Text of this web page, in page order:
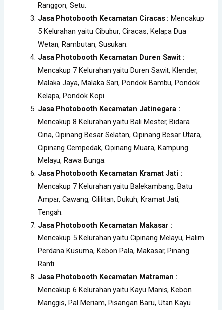
Ranggon, Setu.
Jasa Photobooth Kecamatan Ciracas :Mencakup
5 Kelurahan yaitu Cibubur, Ciracas, Kelapa Dua
Wetan, Rambutan, Susukan.
Jasa Photobooth Kecamatan Duren Sawit :
Mencakup 7 Kelurahan yaitu Duren Sawit, Klender,
Malaka Jaya, Malaka Sari, Pondok Bambu, Pondok
Kelapa, Pondok Kopi.
Jasa Photobooth Kecamatan Jatinegara :
Mencakup 8 Kelurahan yaitu Bali Mester, Bidara
Cina, Cipinang Besar Selatan, Cipinang Besar Utara,
Cipinang Cempedak, Cipinang Muara, Kampung
Melayu, Rawa Bunga.
Jasa Photobooth Kecamatan Kramat Jati :
Mencakup 7 Kelurahan yaitu Balekambang, Batu
Ampar, Cawang, Cililitan, Dukuh, Kramat Jati,
Tengah.
Jasa Photobooth Kecamatan Makasar :
Mencakup 5 Kelurahan yaitu Cipinang Melayu, Halim
Perdana Kusuma, Kebon Pala, Makasar, Pinang
Ranti.
Jasa Photobooth Kecamatan Matraman :
Mencakup 6 Kelurahan yaitu Kayu Manis, Kebon
Manggis, Pal Meriam, Pisangan Baru, Utan Kayu